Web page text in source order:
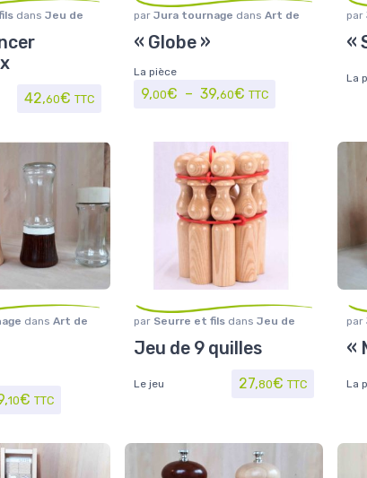
dans Jeu de
42,60€ TTC
par Jura tournage dans Art de
à épices
« Globe »
La pièce
9,00€ – 39,60€ Plage de prix :
TTC
par
à
«
La
dans Art de
10€Plage de prix : 7,80€ à 29,10€
TTC
par Seurre et fils dans Jeu de
Jeu de 9 quilles
Le jeu 27,80€ TTC
par
à
«
La